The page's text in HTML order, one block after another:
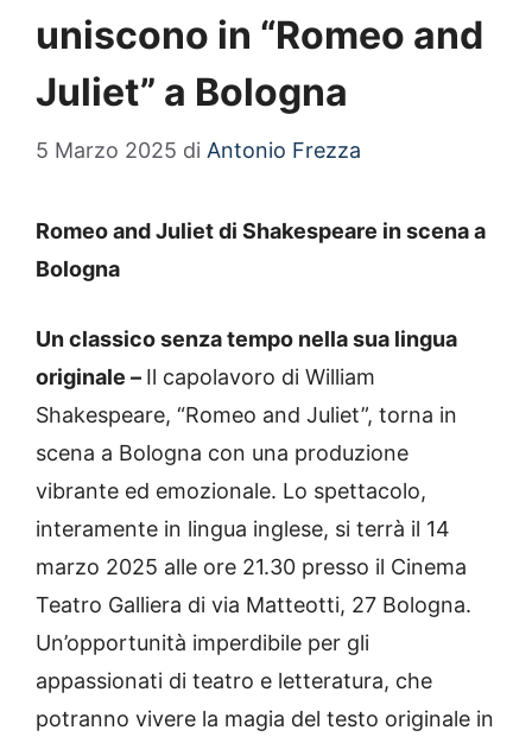
uniscono in “Romeo and
Juliet” a Bologna
5 Marzo 2025 di Antonio Frezza
Romeo and Juliet di Shakespeare in scena a
Bologna
Un classico senza tempo nella sua lingua
originale – Il capolavoro di William
Shakespeare, “Romeo and Juliet”, torna in
scena a Bologna con una produzione
vibrante ed emozionale. Lo spettacolo,
interamente in lingua inglese, si terrà il 14
marzo 2025 alle ore 21.30 presso il Cinema
Teatro Galliera di via Matteotti, 27 Bologna.
Un’opportunità imperdibile per gli
appassionati di teatro e letteratura, che
potranno vivere la magia del testo originale in